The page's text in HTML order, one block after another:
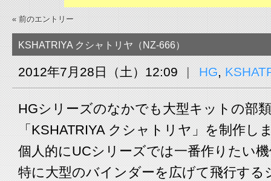
« 前のエントリー
KSHATRIYA クシャトリヤ（NZ-666）
2012年7月28日（土）12:09 HG,
HGシリーズのなかでも大型キットの部
「KSHATRIYA クシャトリヤ」を制作し
個人的にUCシリーズでは一番作りたい
特に大型のバインダーを広げて飛行する